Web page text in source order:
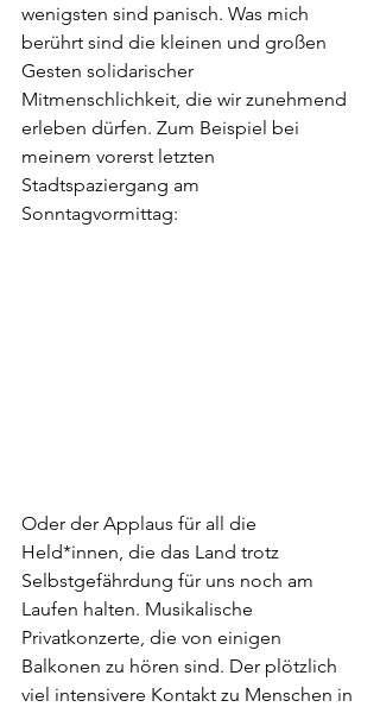
wenigsten sind panisch. Was mich
berührt sind die kleinen und großen
Gesten solidarischer
Mitmenschlichkeit, die wir zunehmend
erleben dürfen. Zum Beispiel bei
meinem vorerst letzten
Stadtspaziergang am
Sonntagvormittag:
Oder der Applaus für all die
Held*innen, die das Land trotz
Selbstgefährdung für uns noch am
Laufen halten. Musikalische
Privatkonzerte, die von einigen
Balkonen zu hören sind. Der plötzlich
viel intensivere Kontakt zu Menschen in